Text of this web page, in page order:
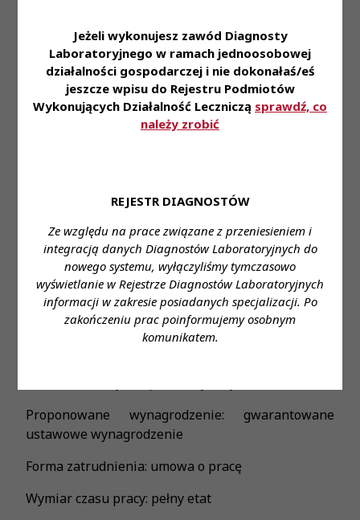
Jeżeli wykonujesz zawód Diagnosty
Laboratoryjnego w ramach jednoosobowej
działalności gospodarczej i nie dokonałaś/eś
jeszcze wpisu do Rejestru Podmiotów
Wykonujących Działalność Leczniczą sprawdź, co
należy zrobić
REJESTR DIAGNOSTÓW
Ze względu na prace związane z przeniesieniem i
integracją danych Diagnostów Laboratoryjnych do
nowego systemu, wyłączyliśmy tymczasowo
wyświetlanie w Rejestrze Diagnostów Laboratoryjnych
informacji w zakresie posiadanych specjalizacji. Po
zakończeniu prac poinformujemy osobnym
komunikatem.
kafeteryjnej - to Ty wybierasz dla siebie benefity
w ramach przyznawanej co miesiąc puli punktów •
Program Poleceń Pracowniczych z nagrodami
finansowymi • Perspektywę awansu w ramach
struktur wewnętrznych • Pracę w nowej
komfortowej i bezpiecznej przestrzeni • Miejsce
znaczenie. Razem możemy osiągać więcej! 📩
Zapraszamy do aplikowania na wybraną ofertę
przez link:
https://form.erecruiter.pl/form/
Miejsce zatrudnienia: Wołomin, ul. Gdyńska 1/3.
Proponowane wynagrodzenie: gwarantowane
ustawowe wynagrodzenie
Forma zatrudnienia: umowa o pracę
Wymiar czasu pracy: pełny etat